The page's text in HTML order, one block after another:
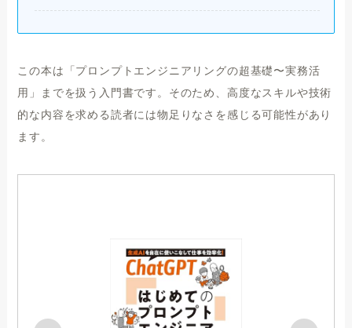
この本は「プロンプトエンジニアリングの超基礎〜実務活
用」までを扱う入門書です。そのため、高度なスキルや技術
的な内容を求める読者には物足りなさを感じる可能性があり
ます。